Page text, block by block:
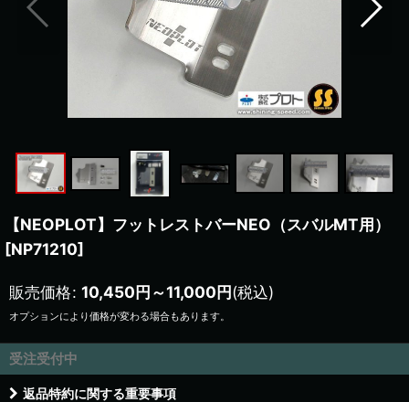
【NEOPLOT】フットレストバーNEO（スバルMT用）
[NP71210]
販売価格: 10,450円～11,000円(税込)
オプションにより価格が変わる場合もあります。
受注受付中
返品特約に関する重要事項